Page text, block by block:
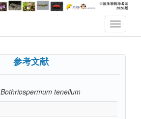
参考文献
Bothriospermum tenellum